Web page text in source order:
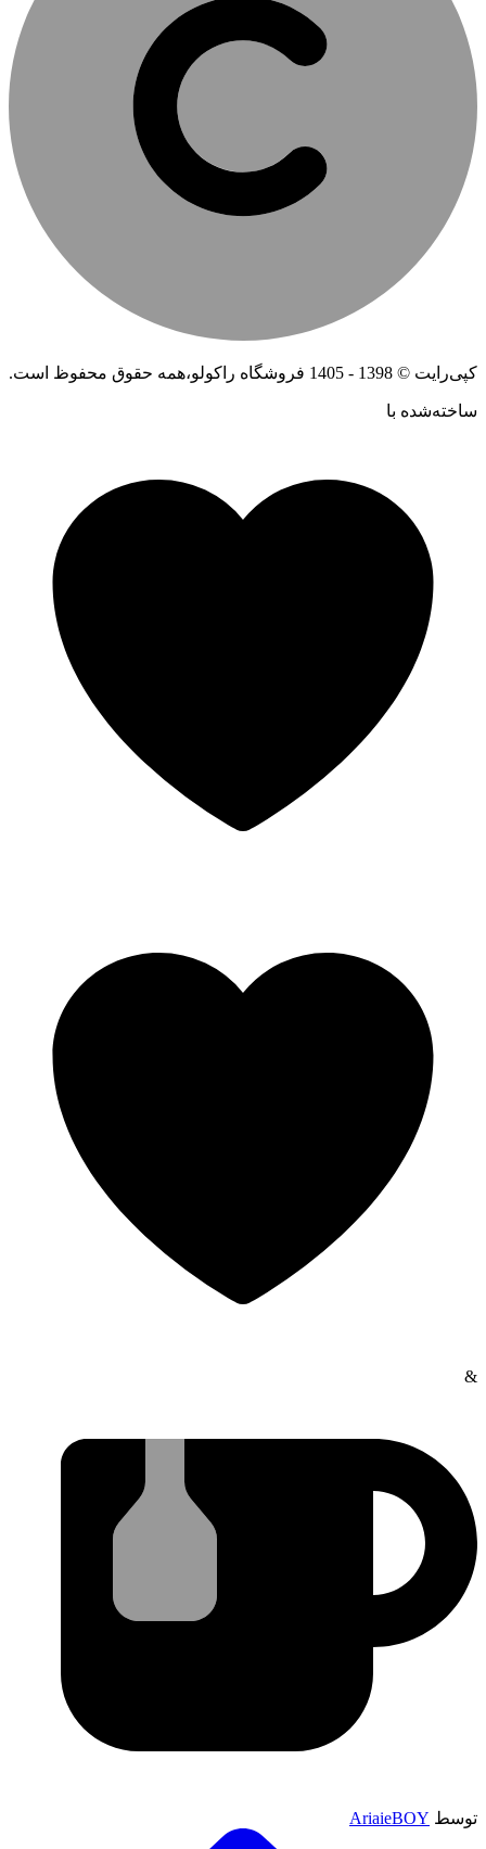
کپی‌رایت © 1398 - 1405 فروشگاه راکولو،همه حقوق محفوظ است.
ساخته‌شده ‌با
&
توسطAriaieBOY